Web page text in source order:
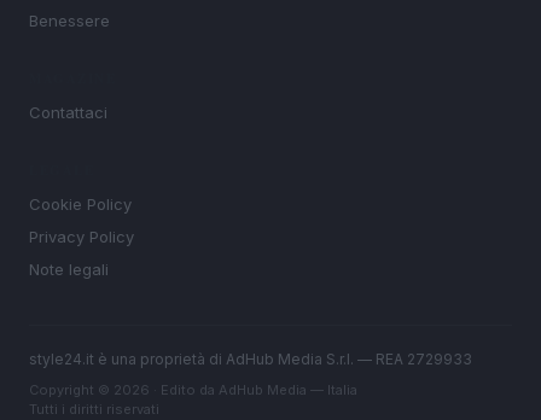
Benessere
Contattaci
Cookie Policy
Privacy Policy
Note legali
style24.it è una proprietà di AdHub Media S.r.l. — REA 2729933
Copyright © 2026 · Edito da AdHub Media — Italia
Tutti i diritti riservati